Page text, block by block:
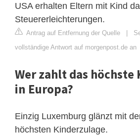
USA erhalten Eltern mit Kind
Steuererleichterungen.
Antrag auf Entfernung der Quelle |
vollständige Antwort auf morgenpost.de an
Wer zahlt das höchste
in Europa?
Einzig Luxemburg glänzt mit
höchsten Kinderzulage.